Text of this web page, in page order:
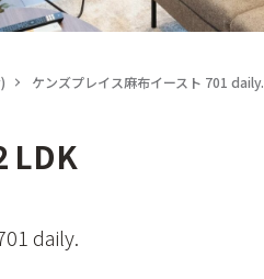
ケンズプレイス麻布イースト 701 daily.
LDK
daily.